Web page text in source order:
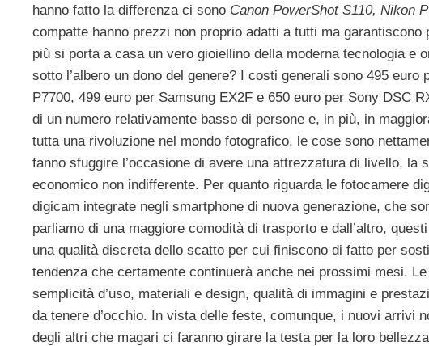
hanno fatto la differenza ci sono Canon PowerShot S110, Nikon
compatte hanno prezzi non proprio adatti a tutti ma
più si porta a casa un vero gioiellino della moderna tecnologia e
sotto l’albero un dono del genere? I costi generali sono 495
P7700, 499 euro per Samsung EX2F e 650 euro per Sony DSC
di un numero relativamente basso di persone e, in più, in
tutta una rivoluzione nel mondo fotografico, le cose sono
fanno sfuggire l’occasione di avere una attrezzatura di livello, la
economico non indifferente. Per quanto riguarda le fotocamere
digicam integrate negli smartphone di nuova generazione, che
parliamo di una maggiore comodità di trasporto e dall’altro,
una qualità discreta dello scatto per cui finiscono di fatto per
tendenza che certamente continuerà anche nei prossimi mesi.
semplicità d’uso, materiali e design, qualità di immagini e
da tenere d’occhio. In vista delle feste, comunque, i nuovi arrivi
degli altri che magari ci faranno girare la testa per la loro